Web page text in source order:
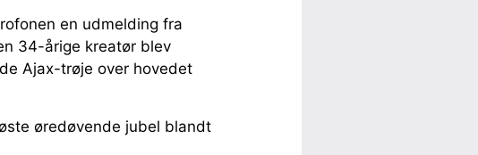
en udmelding fra
34-årige kreatør blev
Ajax-trøje over hovedet
øredøvende jubel blandt